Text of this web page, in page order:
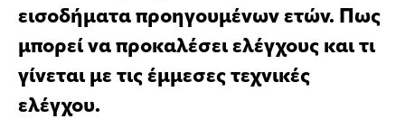
εισοδήματα προηγουμένων ετών. Πως
μπορεί να προκαλέσει ελέγχους και τι
γίνεται με τις έμμεσες τεχνικές
ελέγχου.